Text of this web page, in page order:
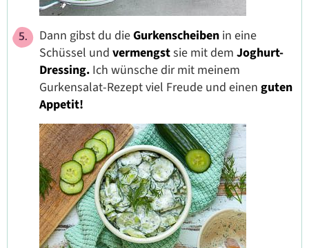
Dann gibst du dieGurkenscheiben in eine
Schüssel und vermengstsie mit dem Joghurt-
Dressing. Ich wünsche dir mit meinem
Gurkensalat-Rezept viel Freude und einen guten
Appetit!